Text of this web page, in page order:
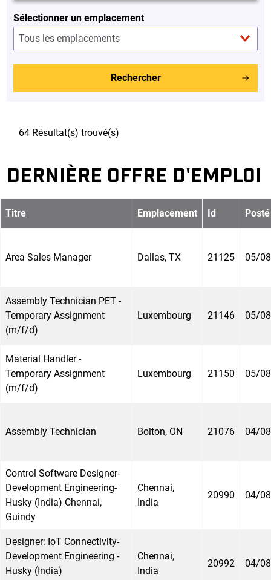
Sélectionner un emplacement
Rechercher
64 Résultat(s) trouvé(s)
DERNIÈRE OFFRE D'EMPLOI
Titre Emplacement Id
Area Sales Manager Dallas, TX 21125 05/
Assembly Technician PET -
Temporary Assignment
(m/f/d)
Luxembourg 21146 05/
Material Handler -
Temporary Assignment
(m/f/d)
Luxembourg 21150 05/
Assembly Technician Bolton, ON 21076 04/
Control Software Designer-
Development Engineering-
Husky (India) Chennai,
Guindy
Chennai,
India
20990 04/
Designer: IoT Connectivity-
Development Engineering -
Husky (India)
Chennai,
India
20992 04/